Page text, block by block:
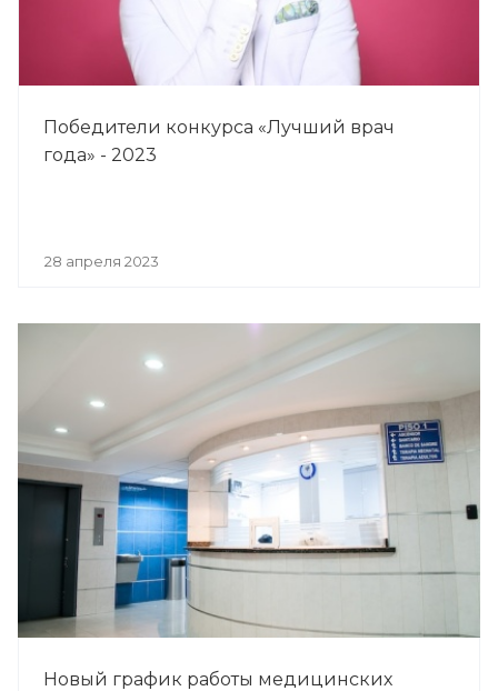
Победители конкурса «Лучший врач
года» - 2023
28 апреля 2023
Новый график работы медицинских